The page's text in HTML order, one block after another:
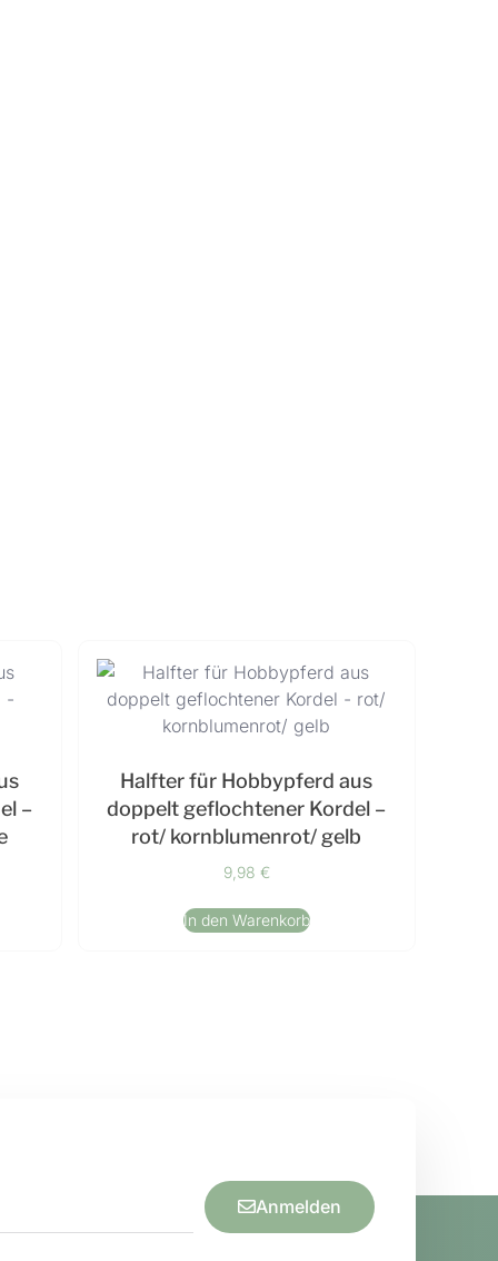
–
Halfter für Hobbypferd aus
doppelt geflochtener Kordel –
rot/ kornblumenrot/ gelb
9,98 €
In den Warenkorb
Anmelden